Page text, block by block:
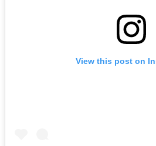
View this post on